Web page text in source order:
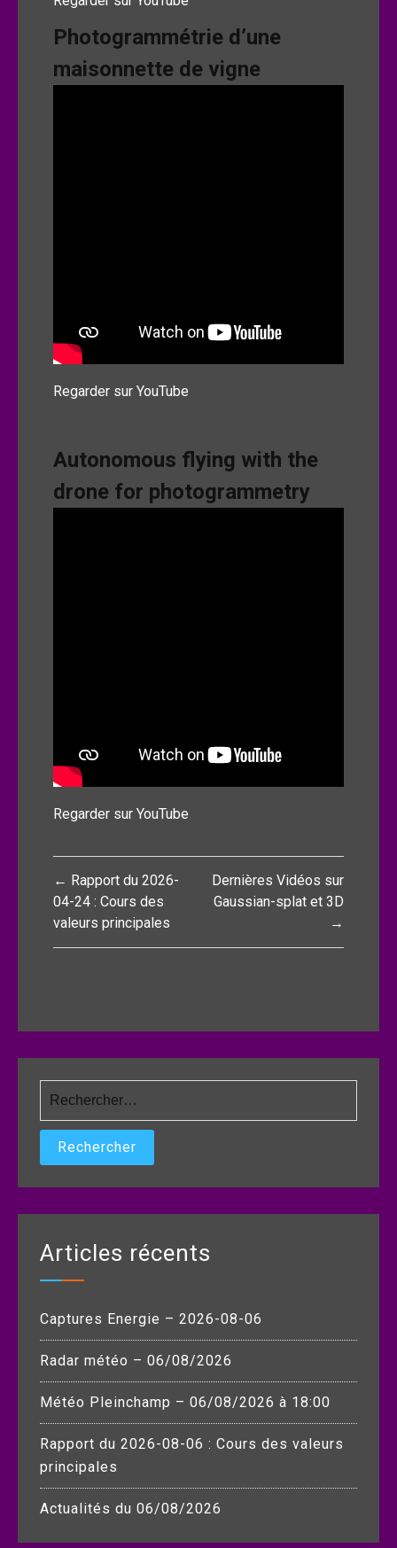
Photogrammétrie d’une
maisonnette de vigne
Regarder sur YouTube
Autonomous flying with the
drone for photogrammetry
Regarder sur YouTube
Navigation
de
l’article
← Rapport du 2026-
04-24 : Cours des
valeurs principales
Dernières Vidéos sur
Gaussian-splat et 3D
→
Articles récents
Captures Energie – 2026-08-06
Radar météo – 06/08/2026
Météo Pleinchamp – 06/08/2026 à 18:00
Rapport du 2026-08-06 : Cours des valeurs
principales
Actualités du 06/08/2026